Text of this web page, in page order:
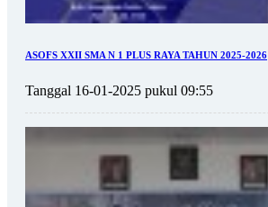
ASOFS XXII SMA N 1 PLUS RAYA TAHUN 2025-2026
Tanggal 16-01-2025 pukul 09:55